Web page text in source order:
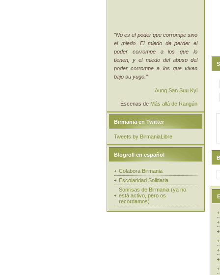
"No es el poder que corrompe sino
el miedo. El miedo de perder el
poder corrompe a los que lo
tienen, y el miedo del abuso del
poder corrompe a los que viven
bajo su yugo."
Aung San Suu Kyi
Escenas de Más allá de Rangún
Birmania en Twitter
Tweets by BirmaniaLibre
Blogroll en español
Colabora Birmania
Escolaridad Solidaria
Sonrisas de Birmania (ya no
está activo, pero os
recordamos)